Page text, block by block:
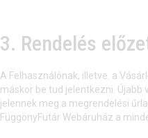
3. Rendelés
A Felhasználónak, illetve. a
máskor be tud jelentkezni.
jelennek meg a megrendelési
FüggönyFutár Webáruház a